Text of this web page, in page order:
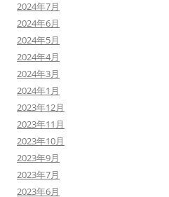
2024年7月
2024年6月
2024年5月
2024年4月
2024年3月
2024年1月
2023年12月
2023年11月
2023年10月
2023年9月
2023年7月
2023年6月